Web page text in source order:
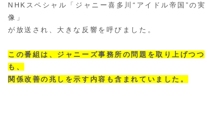
NHKスペシャル「ジャニー喜多川“アイドル帝国”の実
像」
が放送され、大きな反響を呼びました。
この番組は、ジャニーズ事務所の問題を取り上げつつ
も、
関係改善の兆しを示す内容も含まれていました。